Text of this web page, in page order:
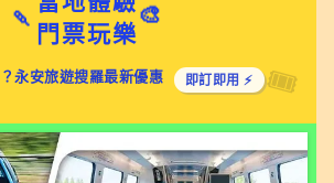
🍡
門票玩樂
🎨
永安旅遊搜羅最新優惠 即訂即用 ⚡